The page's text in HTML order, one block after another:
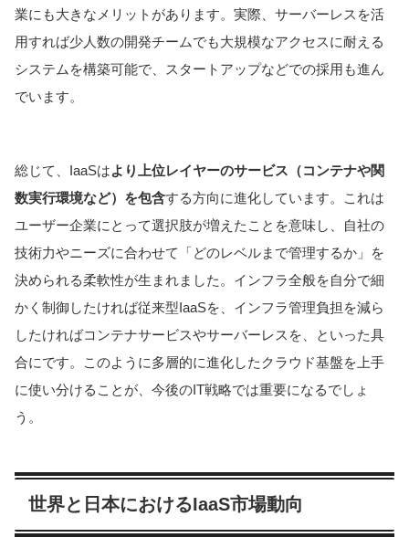
業にも大きなメリットがあります。実際、サーバーレスを活
用すれば少人数の開発チームでも大規模なアクセスに耐える
システムを構築可能で、スタートアップなどでの採用も進ん
でいます。
総じて、IaaSはより上位レイヤーのサービス（コンテナや関
数実行環境など）を包含する方向に進化しています。これは
ユーザー企業にとって選択肢が増えたことを意味し、自社の
技術力やニーズに合わせて「どのレベルまで管理するか」を
決められる柔軟性が生まれました。インフラ全般を自分で細
かく制御したければ従来型IaaSを、インフラ管理負担を減ら
したければコンテナサービスやサーバーレスを、といった具
合にです。このように多層的に進化したクラウド基盤を上手
に使い分けることが、今後のIT戦略では重要になるでしょ
う。
世界と日本におけるIaaS市場動向